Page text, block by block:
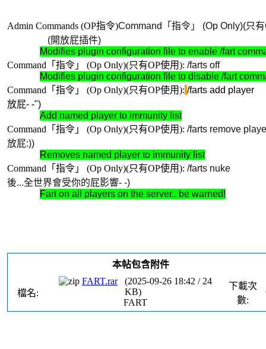
Admin Commands (OP指令)Command「指令」 (Op Only)(
(開放屁插件)
Modifies plugin configuration file to enable /fart
Command「指令」 (Op Only)(只有OP使用): /farts off (
Modifies plugin configuration file to disable /fart
Command「指令」 (Op Only)(只有OP使用): /farts add
放屁- -")
Add named player to immunity list
Command「指令」 (Op Only)(只有OP使用): /farts remove
放屁:))
Removes named player to immunity list
Command「指令」 (Op Only)(只有OP使用): /farts nuke
後...全世界會受你的屁影響- -)
Fart on all players on the server.. be warned!
本帖包含附件
檔名:
FART.rar(2025-09-26 18:42 / 24
KB)
FART
下載次
數: